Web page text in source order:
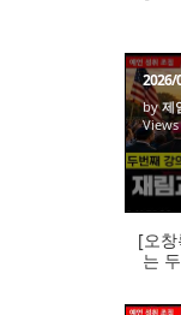
2026/
by제
[오
는